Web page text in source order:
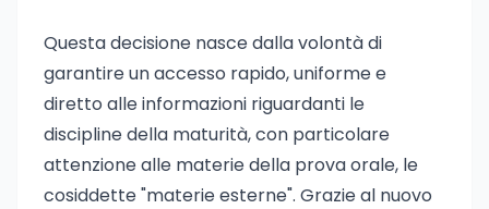
Questa decisione nasce dalla volontà di
garantire un accesso rapido, uniforme e
diretto alle informazioni riguardanti le
discipline della maturità, con particolare
attenzione alle materie della prova orale, le
cosiddette "materie esterne". Grazie al nuovo